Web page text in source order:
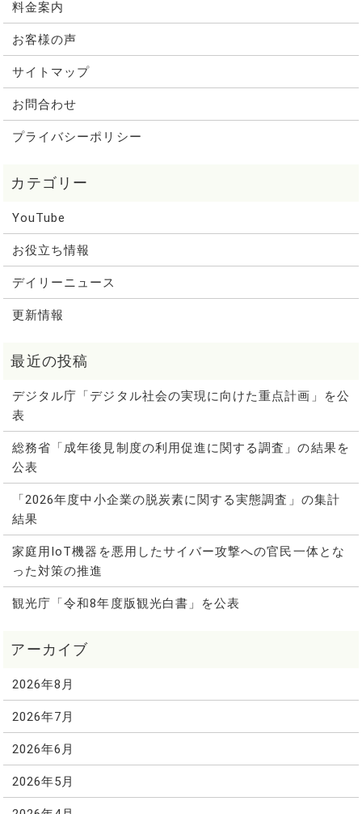
料金案内
お客様の声
サイトマップ
お問合わせ
プライバシーポリシー
YouTube
お役立ち情報
デイリーニュース
更新情報
デジタル庁「デジタル社会の実現に向けた重点計画」を公
表
総務省「成年後見制度の利用促進に関する調査」の結果を
公表
「2026年度中小企業の脱炭素に関する実態調査」の集計
結果
家庭用IoT機器を悪用したサイバー攻撃への官民一体とな
った対策の推進
観光庁「令和8年度版観光白書」を公表
2026年8月
2026年7月
2026年6月
2026年5月